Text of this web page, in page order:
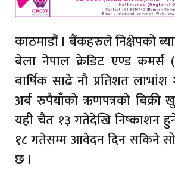
काठमाडौं । बैंकहरुले निक्षेपको
बेला नेपाल क्रेडिट एण्ड
बार्षिक साढे नौ प्रतिशत लाभांश
अर्ब रुपैयाँको ऋणपत्रको बिक्री
यही चैत १३ गतेदेखि निष्काशन
१८ गतेसम्म आवेदन दिन सकिने
छ ।